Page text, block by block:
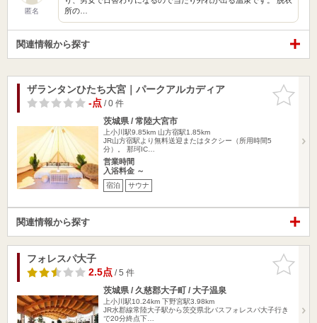
匿名
所の…
関連情報から探す
お気に入
りに追加
ザランタンひたち大宮｜パークアルカディア
-点/ 0 件
茨城県 / 常陸大宮市
上小川駅9.85km 山方宿駅1.85km
JR山方宿駅より無料送迎またはタクシー（所用時間5
分）。 那珂IC…
営業時間
入浴料金 ～
宿泊 サウナ
関連情報から探す
お気に入
りに追加
フォレスパ大子
2.5点/ 5 件
茨城県 / 久慈郡大子町 / 大子温泉
上小川駅10.24km 下野宮駅3.98km
JR水郡線常陸大子駅から茨交県北バスフォレスパ大子行き
で20分終点下…